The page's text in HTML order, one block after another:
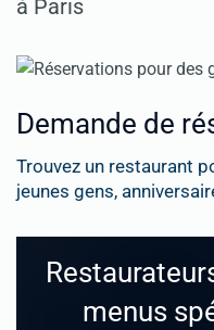
à Paris
Demande de
Trouvez un restaurant
jeunes gens,
menus